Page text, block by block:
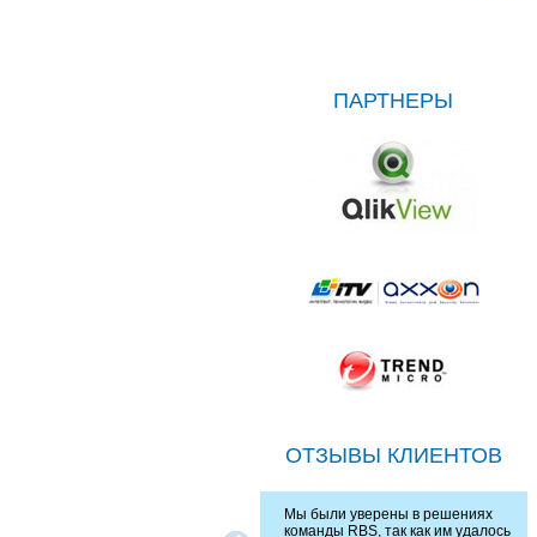
ПАРТНЕРЫ
ОТЗЫВЫ КЛИЕНТОВ
Мы были уверены в решениях
команды RBS, так как им удалось